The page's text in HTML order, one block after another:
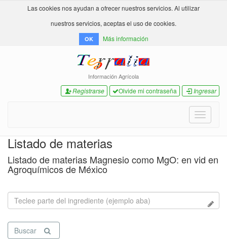
Las cookies nos ayudan a ofrecer nuestros servicios. Al utilizar
nuestros servicios, aceptas el uso de cookies.
OK Más información
Información Agrícola
Registrarse Olvide mi contraseña Ingresar
Toggle
Listado de materias
Listado de materias Magnesio como MgO: en vid en
Agroquímicos de México
Buscar